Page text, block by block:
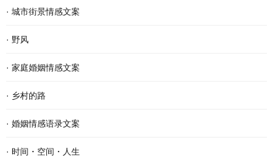
· 城市街景情感文案
· 野风
· 家庭婚姻情感文案
· 乡村的路
· 婚姻情感语录文案
· 时间・空间・人生